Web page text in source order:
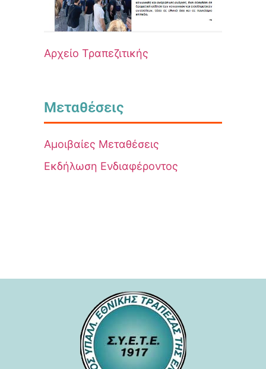
Αρχείο Τραπεζιτικής
Μεταθέσεις
Αμοιβαίες Μεταθέσεις
Εκδήλωση Ενδιαφέροντος